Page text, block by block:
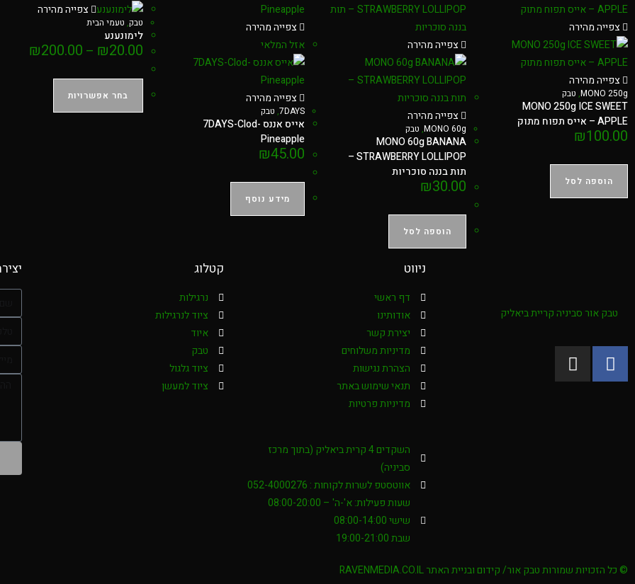
צפייה מהירה
צפייה מהירה
MONO 250g
, טבק
MONO 250g ICE SWEET
APPLE – אייס תפוח מתוק
₪100.00
הוספה לסל
צפייה מהירה
צפייה מהירה
MONO 60g
, טבק
MONO 60g BANANA
STRAWBERRY LOLLIPOP –
תות בננה סוכריות
₪30.00
הוספה לסל
צפייה מהירה
אזל המלאי
צפייה מהירה
7DAYS
, טבק
אייס אננס -7DAYS-Clod
Pineapple
₪45.00
מידע נוסף
צפייה מהירה
טבק, טעמי הבית
לימונענע
₪20.00
–
₪200.00
בחר אפשרויות
טבק אור סביניה קריית ביאליק
ניווט
דף ראשי
אודותינו
יצירת קשר
מדיניות משלוחים
הצהרת נגישות
תנאי שימוש באתר
מדיניות פרטיות
השקדים 4 קרית ביאליק (בתוך מרכז
סביניה)
אווטסטפ לשרות לקוחות : 052-4000276
שעות פעילות: א'-ה' – 08:00-20:00
שישי 08:00-14:00
שבת 19:00-21:00
קטלוג
נרגילות
ציוד לנרגילות
איוד
טבק
ציוד גלגול
ציוד למעשן
© כל הזכויות שמורות טבק אור/ קידום ובניית האתר RAVENMEDIA.CO.IL